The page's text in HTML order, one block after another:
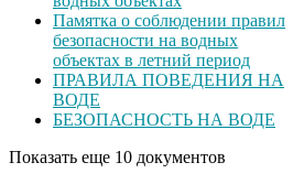
Памятка о соблюдении правил
безопасности на водных
объектах в летний период
ПРАВИЛА ПОВЕДЕНИЯ НА
ВОДЕ
БЕЗОПАСНОСТЬ НА ВОДЕ
Показать еще 10 документов